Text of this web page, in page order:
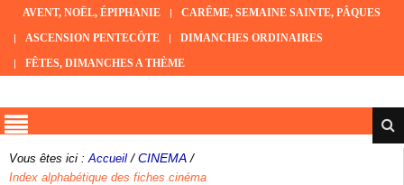
AVENT, NOËL, ÉPIPHANIE
CARÊME, SEMAINE SAINTE, PÂQUES
ASCENSION PENTECÔTE
DIMANCHES ORDINAIRES
FÊTES, DIMANCHES A THÈME
Vous êtes ici : Accueil /CINEMA/
Index alphabétique des fiches cinéma